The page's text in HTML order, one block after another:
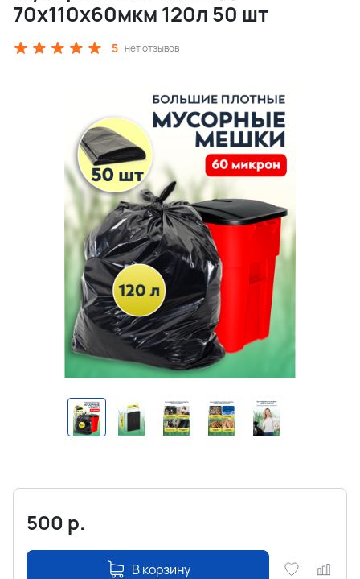
70х110х60мкм 120л 50 шт
5 нет отзывов
500 р.
В корзину